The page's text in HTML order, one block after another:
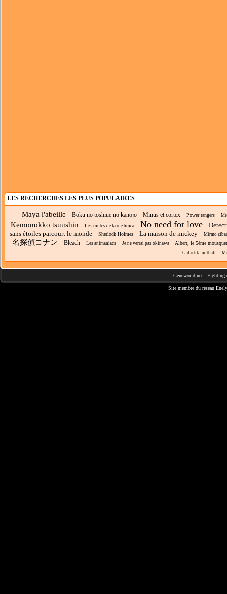
LES RECHERCHES LES PLUS POPULAIRES
Maya l'abeille Boku no toshiue no kanojo Minus et cortex Power rangers
Kemonokko tsuushin Les contes de la rue broca No need for love
sans étoiles parcourt le monde
Sherlock Holmes La maison de mickey Mirmo
名探偵コナン Bleach Les animaniacs Je ne verrai pas okinawa Albert, le 5ème
Galactik football
Geneworld.net - Fighting
Site membre du réseau